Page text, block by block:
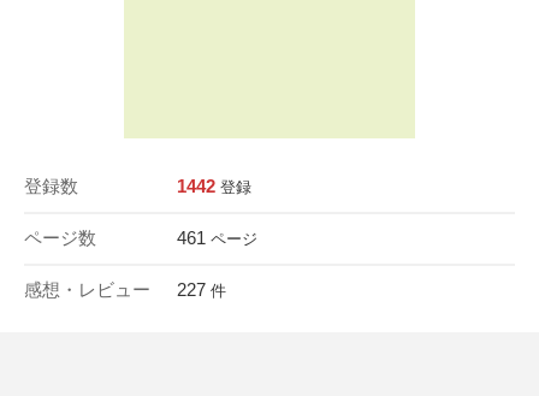
登録数 1442 登録
ページ数 461 ページ
感想・レビュー 227 件